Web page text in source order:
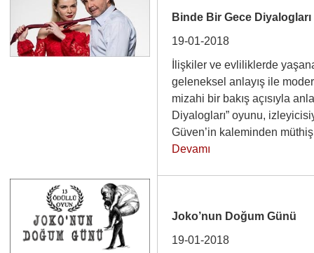
Binde Bir Gece Diyalogları
19-01-2018
İlişkiler ve evliliklerde
geleneksel anlayış ile
mizahi bir bakış açısıyla
Diyalogları” oyunu,
Güven’in kaleminden
Devamı
Joko’nun Doğum Günü
19-01-2018